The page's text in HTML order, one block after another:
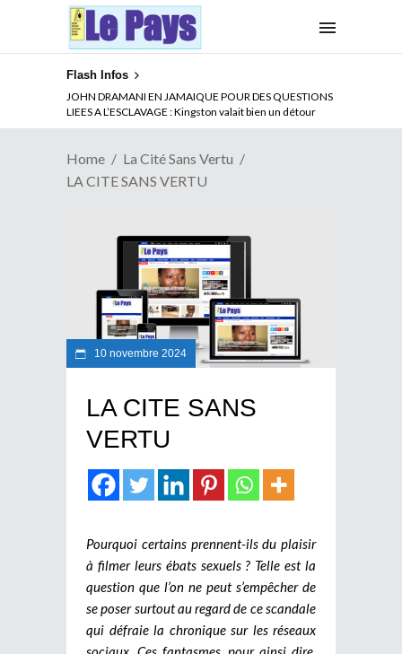
Flash Infos
JOHN DRAMANI EN JAMAIQUE POUR DES QUESTIONS
LIEES A L’ESCLAVAGE : Kingston valait bien un détour
Home
La Cité Sans Vertu
LA CITE SANS VERTU
10 novembre 2024
LA CITE SANS
VERTU
Pourquoi certains prennent-ils du plaisir
à filmer leurs ébats sexuels ? Telle est la
question que l’on ne peut s’empêcher de
se poser surtout au regard de ce scandale
qui défraie la chronique sur les réseaux